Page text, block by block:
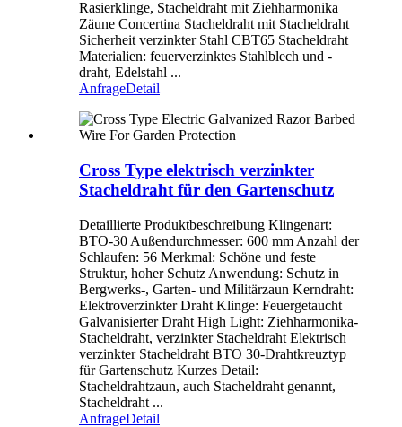
Rasierklinge, Stacheldraht mit Ziehharmonika
Zäune Concertina Stacheldraht mit Stacheldraht
Sicherheit verzinkter Stahl CBT65 Stacheldraht
Materialien: feuerverzinktes Stahlblech und -
draht, Edelstahl ...
AnfrageDetail
Cross Type elektrisch verzinkter
Stacheldraht für den Gartenschutz
Detaillierte Produktbeschreibung Klingenart:
BTO-30 Außendurchmesser: 600 mm Anzahl der
Schlaufen: 56 Merkmal: Schöne und feste
Struktur, hoher Schutz Anwendung: Schutz in
Bergwerks-, Garten- und Militärzaun Kerndraht:
Elektroverzinkter Draht Klinge: Feuergetaucht
Galvanisierter Draht High Light: Ziehharmonika-
Stacheldraht, verzinkter Stacheldraht Elektrisch
verzinkter Stacheldraht BTO 30-Drahtkreuztyp
für Gartenschutz Kurzes Detail:
Stacheldrahtzaun, auch Stacheldraht genannt,
Stacheldraht ...
AnfrageDetail